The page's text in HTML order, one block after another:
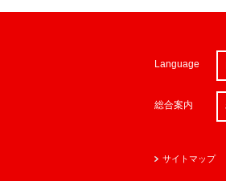
Language
総合案内
サイトマップ